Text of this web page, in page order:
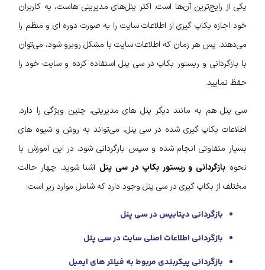
یکی از رایج‌‌ترین آن‌‌ها است. اکثر پنل‌‌های مدیریتی هاست، به کاربران
خود اجازه بکاپ‌ گیری از اطلاعات سایت را به صورت دوره‌ ای و منظم را
می‌دهند. پس هر زمان که اطلاعات سایت با مشکل روبرو شود، می‌توان
با بازگردانی و ریستور بکاپ در سی پنل استفاده کرده و سایت خود را
حفظ نمایید.
سی پنل هم به مانند دیگر پنل‌ های مدیریتی، چنین ویژگی را دارد.
اطلاعات بکاپ‌ گیری شده در سی پنل، می‌تواند به روش و شیوه‌ های
بسیار متفاوتی انجام شده و سپس بازگردانی شود. در این آموزش با
نحوه بازگردانی وریستور بکاپ در سی پنل آشنا شوید. چهار حالت
مختلف از بکاپ‌ گیری در سی پنل وجود دارد که شامل موارد زیر است:
بازگردانی دیتابیس در سی پنل
بازگردانی اطلاعات اصلی سایت در سی پنل
بازگردانی پیکربندی مربوط به فیلتر های ایمیل